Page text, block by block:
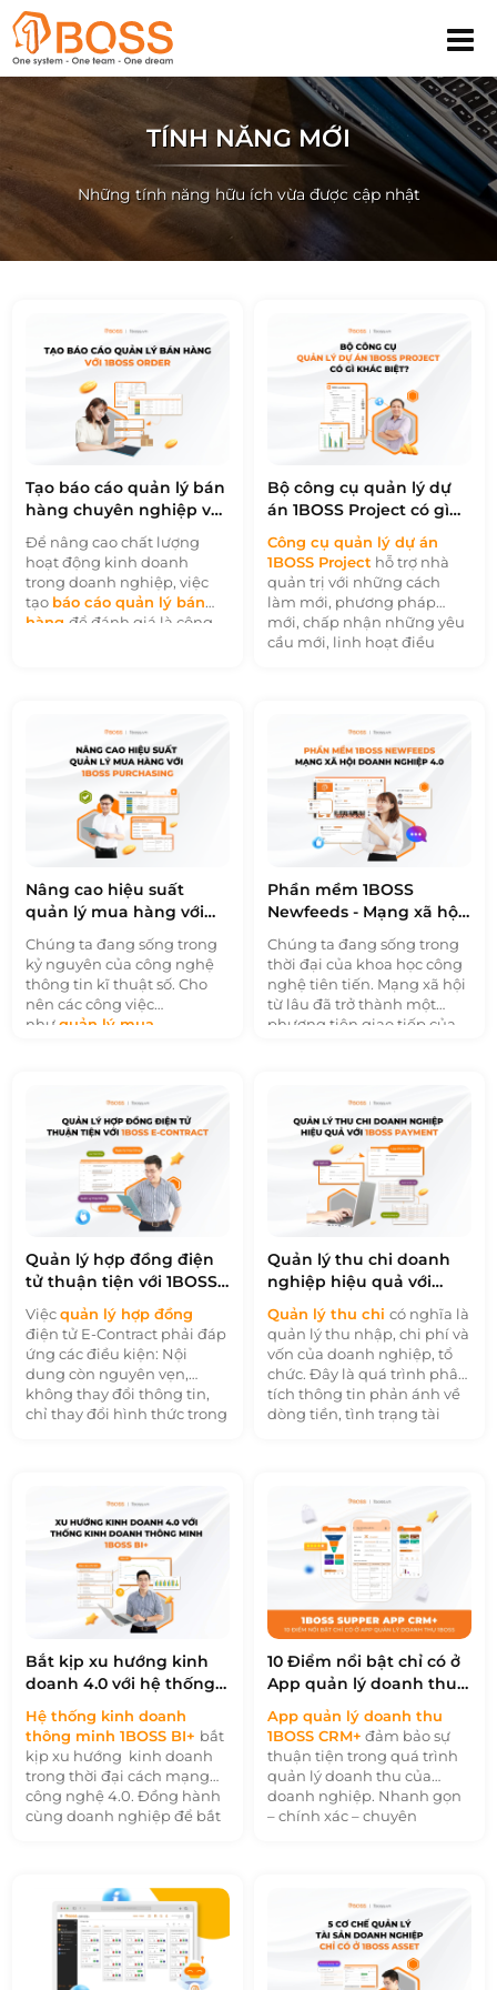
TÍNH NĂNG MỚI
Những tính năng hữu ích vừa được cập nhật
Tạo báo cáo quản lý bán
hàng chuyên nghiệp với
1BOSS Order
Để nâng cao chất lượng
hoạt động kinh doanh
trong doanh nghiệp, việc
tạo báo cáo quản lý bán
hàngđể đánh giá là công
công việc này cũng đã tốn
khá nhiều từ nguồn ngân
sách của doanh nghiệp.
Vậy nên phần mềm quản lý
bán hàng có thể hỗ trợ cả
việc tạo báo cáo là một biện
pháp hữu hiệu để giải
quyết các vấn đề trên.
Đừng bỏ lỡ bài viết này,
chúng tôi sẽ giúp bạn hiểu
rõ hơn về phần mềm quản
lý bán hàng cũng như việc
tạo báo cáo trên phần mềm
1BOSS Order.
Bộ công cụ quản lý dự
án 1BOSS Project có gì
khác biệt?
Công cụ quản lý dự án
1BOSS Project hỗ trợ nhà
quản trị với những cách
làm mới, phương pháp
mới, chấp nhận những yêu
cầu mới, linh hoạt điều
phải làm trong kinh doanh.
Bất kỳ dự án hay chiến lược
nào mà không lên ý tưởng
và xây dựng dự án thì chiến
lược đó hoàn toàn không
thể thực hiện được. Bản
chất của các dự án liên tục
thay đổi. Nếu các nhà quản
lý cứ bám vào những thói
quen cũ, ý tưởng cũ, cách
làm cũ thì dự án chắc chắn
sẽ không thể thành công
hoặc không đạt được hiệu
quả năng suất như mong
đợi.
Nâng cao hiệu suất
quản lý mua hàng với
1BOSS Purchasing
Chúng ta đang sống trong
kỷ nguyên của công nghệ
thông tin kĩ thuật số. Cho
nên các công việc
nhưquản lý mua
hướng số hoá quy trình
quản lý, doanh nghiệp cần
thiết phải sử dụng phần
mềm hỗ trợ. Phần
1BOSS
Purchasingcủa chúng tôi
đã có mặt trên thị trường
nghiệp nâng cao hiệu suất
hoạt động quản lý mua
hàng. Hãy cùng khám phá
phần mềm này qua những
thông tin sau nhé!
Phần mềm 1BOSS
Newfeeds - Mạng xã hội
doanh nghiệp 4.0
Chúng ta đang sống trong
thời đại của khoa học công
nghệ tiên tiến. Mạng xã hội
từ lâu đã trở thành một
phương tiện giao tiếp của
dụng các nền tảng mạng
xã hội sẽ giúp cho doanh
nghiệp kết nối tinh thần
tập thể. Doanh nghiệp có
thể tạo ra mạng lưới thông
tin cá nhân mang sắc màu
cá nhân. Hãy để chúng tôi
mềm 1BOSS Newfeeds-
một sản phẩm phần mềm
giúp tối ưu hoá tương tác
và truyền thông trong nội
bộ doanh nghiệp nhé!
Quản lý hợp đồng điện
tử thuận tiện với 1BOSS
E-Contract
Việcquản lý hợp đồng
điện tử E-Contract phải đáp
ứng các điều kiện: Nội
dung còn nguyên vẹn,
không thay đổi thông tin,
chỉ thay đổi hình thức trong
hợp pháp đã thỏa thuận
giữa hai bên ký kết. Hợp
đồng điện tử đã được công
nhận hợp pháp của Pháp
luật. Vì vậy, để quá trình
quản lý được thuận tiện,
đúng quy trình và theo quy
định pháp luật, phần mềm
1BOSS E-Contract sẽ đáp
ứng doanh nghiệp với
những nhu cầu trên.
Quản lý thu chi doanh
nghiệp hiệu quả với
1BOSS Payment
Quản lý thu chi có nghĩa là
quản lý thu nhập, chi phí và
vốn của doanh nghiệp, tổ
chức. Đây là quá trình phân
tích thông tin phản ánh về
dòng tiền, tình trạng tài
Nhằm duy trì và ổn định
hoạt động kinh doanh và
thu hút các nguồn vốn đầu
tư cho doanh nghiệp.
Bắt kịp xu hướng kinh
doanh 4.0 với hệ thống
kinh doanh thông minh
Hệ thống kinh doanh
thông minh 1BOSS BI+ bắt
kịp xu hướng kinh doanh
trong thời đại cách mạng
công nghệ 4.0. Đồng hành
cùng doanh nghiệp để bắt
trình kinh doanh để giúp
doanh nghiệp phát triển.
Kinh doanh thông minh 4.0
xây dựng thương hiệu, hình
ảnh thương hiệu nhanh
10 Điểm nổi bật chỉ có ở
App quản lý doanh thu
1BOSS CRM+
App quản lý doanh thu
1BOSS CRM+ đảm bảo sự
thuận tiện trong quá trình
quản lý doanh thu của
doanh nghiệp. Nhanh gọn
– chính xác – chuyên
liệu phân tích để giúp dự
đoán hành vi của khách
hàng, tối ưu hóa sản phẩm
và định giá để tạo ra doanh